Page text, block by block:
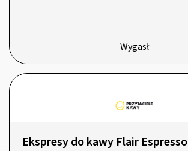
Wygasł
Ekspresy do kawy Flair